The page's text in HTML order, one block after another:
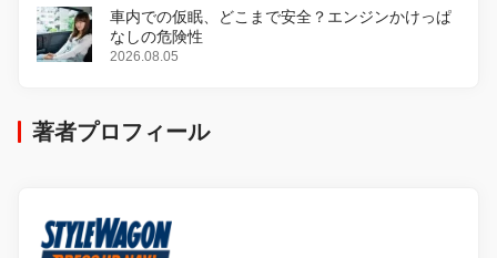
車内での仮眠、どこまで安全？エンジンかけっぱ
なしの危険性
2026.08.05
著者プロフィール